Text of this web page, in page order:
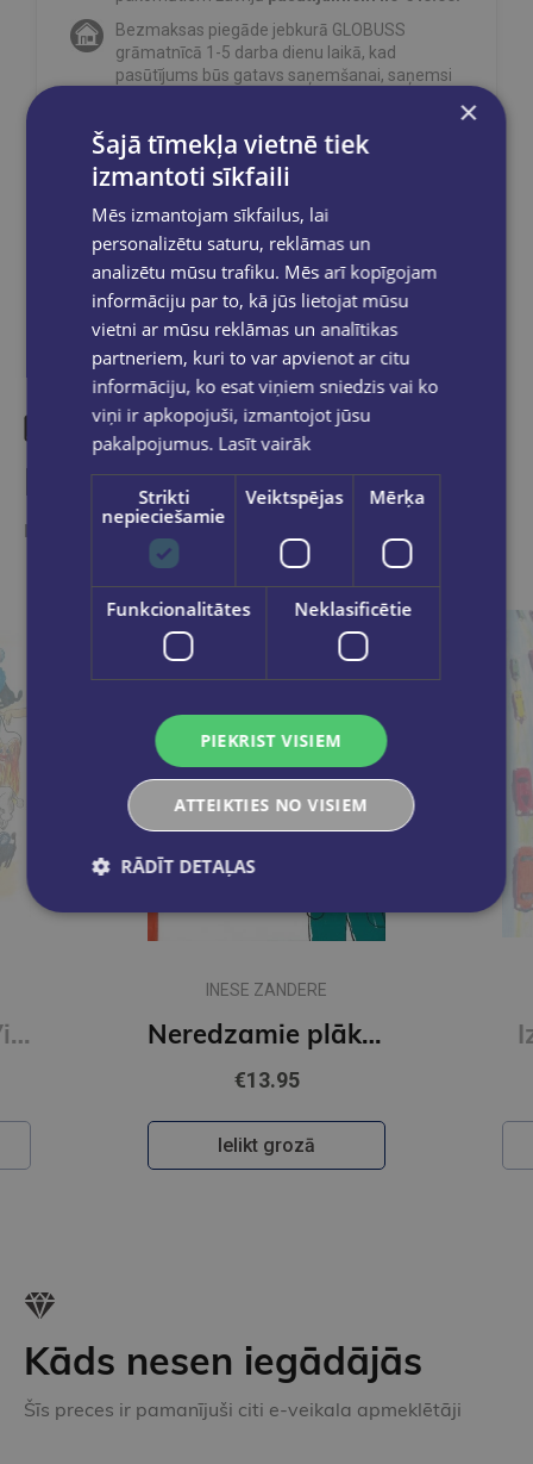
Bezmaksas piegāde jebkurā GLOBUSS
grāmatnīcā 1-5 darba dienu laikā, kad
pasūtījums būs gatavs saņemšanai, saņemsi
Dalies sociālajos tīklos:
Līdzīgas preces
Ieskaties, varbūt noder
Es gribu sunīti. Vienalga kādu
INESE ZANDERE
Neredzamie plāksterīši
€13.95
Ielikt grozā
Kāds nesen iegādājās
Šīs preces ir pamanījuši citi e-veikala apmeklētāji
×
Šajā tīmekļa vietnē tiek
izmantoti sīkfaili
Mēs izmantojam sīkfailus, lai
personalizētu saturu, reklāmas un
analizētu mūsu trafiku. Mēs arī kopīgojam
informāciju par to, kā jūs lietojat mūsu
vietni ar mūsu reklāmas un analītikas
partneriem, kuri to var apvienot ar citu
informāciju, ko esat viņiem sniedzis vai ko
viņi ir apkopojuši, izmantojot jūsu
pakalpojumus. Lasīt vairāk
Strikti
nepieciešamie
Veiktspējas Mērķa
Funkcionalitātes Neklasificētie
PIEKRIST VISIEM
ATTEIKTIES NO VISIEM
RĀDĪT DETAĻAS